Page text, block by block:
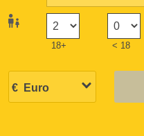
18+ < 18